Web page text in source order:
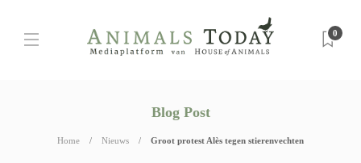
0
Blog Post
Home Nieuws Groot protest Alès tegen stierenvechten